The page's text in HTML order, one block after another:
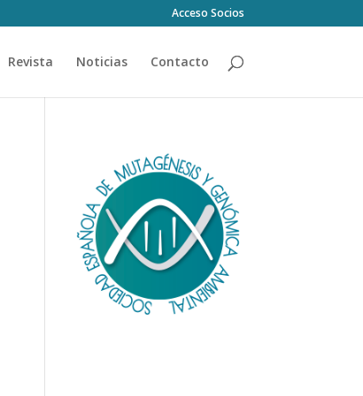
Acceso Socios
Revista Noticias Contacto